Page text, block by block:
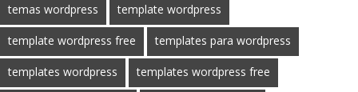
temas wordpress template wordpress
template wordpress free templates para wordpress
templates wordpress templates wordpress free